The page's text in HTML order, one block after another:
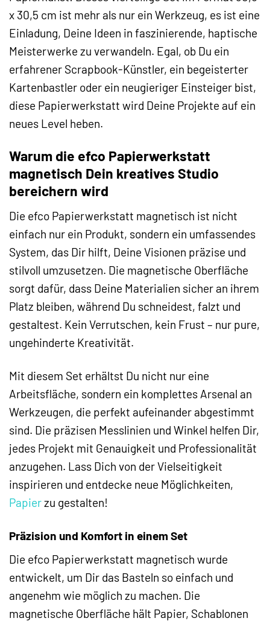
x 30,5 cm ist mehr als nur ein Werkzeug, es ist eine
Einladung, Deine Ideen in faszinierende, haptische
Meisterwerke zu verwandeln. Egal, ob Du ein
erfahrener Scrapbook-Künstler, ein begeisterter
Kartenbastler oder ein neugieriger Einsteiger bist,
diese Papierwerkstatt wird Deine Projekte auf ein
neues Level heben.
Warum die efco Papierwerkstatt
magnetisch Dein kreatives Studio
bereichern wird
Die efco Papierwerkstatt magnetisch ist nicht
einfach nur ein Produkt, sondern ein umfassendes
System, das Dir hilft, Deine Visionen präzise und
stilvoll umzusetzen. Die magnetische Oberfläche
sorgt dafür, dass Deine Materialien sicher an ihrem
Platz bleiben, während Du schneidest, falzt und
gestaltest. Kein Verrutschen, kein Frust – nur pure,
ungehinderte Kreativität.
Mit diesem Set erhältst Du nicht nur eine
Arbeitsfläche, sondern ein komplettes Arsenal an
Werkzeugen, die perfekt aufeinander abgestimmt
sind. Die präzisen Messlinien und Winkel helfen Dir,
jedes Projekt mit Genauigkeit und Professionalität
anzugehen. Lass Dich von der Vielseitigkeit
inspirieren und entdecke neue Möglichkeiten,
Papierzu gestalten!
Präzision und Komfort in einem Set
Die efco Papierwerkstatt magnetisch wurde
entwickelt, um Dir das Basteln so einfach und
angenehm wie möglich zu machen. Die
magnetische Oberfläche hält Papier, Schablonen